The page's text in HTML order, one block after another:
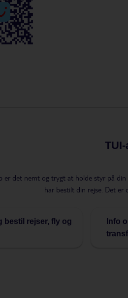
er det nemt og trygt at holde styr på
har bestilt din rejse. Det er
bestil rejser, fly og
Info